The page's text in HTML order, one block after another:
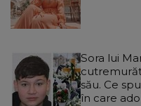
Sora lui
său. Ce
în care